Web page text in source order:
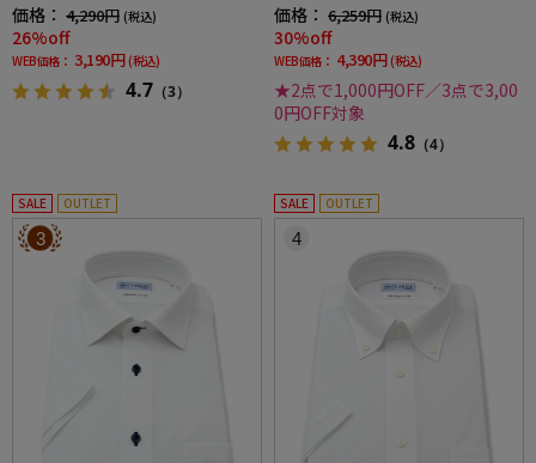
価格： 4,290円 (税込)
26%off
WEB価格： 3,190円 (税込)
4.7 （3）
価格： 6,259円 (税込)
30%off
WEB価格： 4,390円 (税込)
★2点で1,000円OFF／3点で3,00
0円OFF対象
4.8 （4）
SALE OUTLET
3
SALE OUTLET
4